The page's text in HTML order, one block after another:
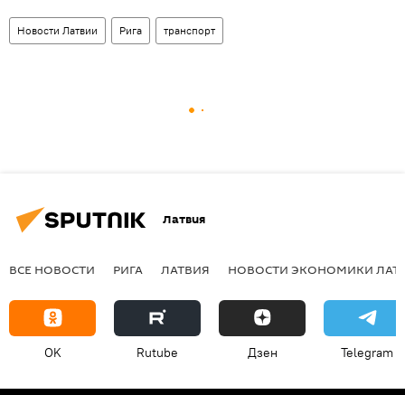
Новости Латвии Рига транспорт
Латвия
ВСЕ НОВОСТИ РИГА ЛАТВИЯ НОВОСТИ ЭКОНОМИКИ
OK Rutube Дзен Telegram